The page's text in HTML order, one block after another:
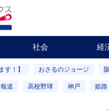
社会 経
す！】 おさるのジョージ
報道 高校野球 神戸 姫路